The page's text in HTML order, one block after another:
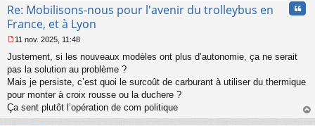
Re: Mobilisons-nous pour l'avenir du trolleybus en
France, et à Lyon
e
s
s
g
e
n
11 nov. 2025, 11:48
Justement, si les nouveaux modèles ont plus d’autonomie, ça ne serait
pas la solution au problème ?
Mais je persiste, c’est quoi le surcoût de carburant à utiliser du thermique
pour monter à croix rousse ou la duchere ?
Ça sent plutôt l’opération de com politique
au